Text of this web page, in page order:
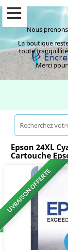
Nous
La boutique
toute
Merci
Epson 24XL
Cartouche
LIVRAISON OFFERTE